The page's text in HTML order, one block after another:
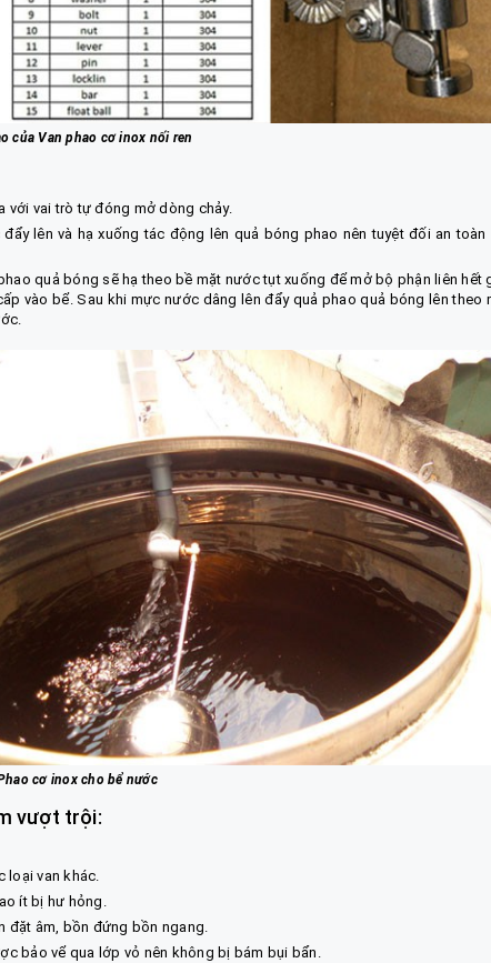
của Van phao cơ inox nối ren
vai trò tự đóng mở dòng chảy.
lên và hạ xuống tác động lên quả bóng phao nên tuyệt đối an toàn
quả bóng sẽ hạ theo bề mặt nước tụt xuống để mở bộ phận liên hết
vào bể. Sau khi mực nước dâng lên đẩy quả phao quả bóng lên theo
cơ inox cho bể nước
vượt trội:
loại van khác.
ít bị hư hỏng.
đặt âm, bồn đứng bồn ngang.
bảo vể qua lớp vỏ nên không bị bám bụi bẩn.